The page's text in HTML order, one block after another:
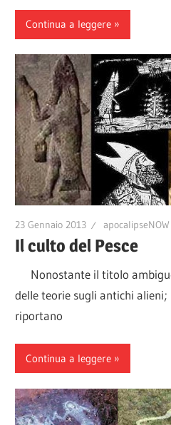
Continua a leggere
23 Gennaio 2013 apocalipseNOW
Il culto del Pesce
Nonostante il titolo
delle teorie sugli antichi
riportano
Continua a leggere